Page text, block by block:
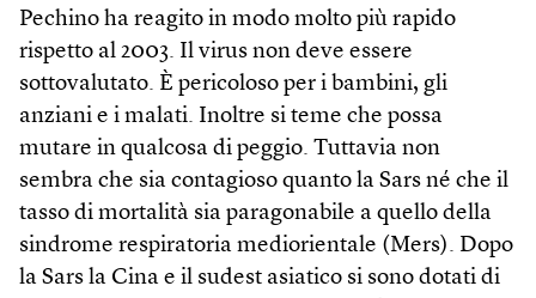
Pechino ha reagito in modo molto più rapido
rispetto al 2003. Il virus non deve essere
sottovalutato. È pericoloso per i bambini, gli
anziani e i malati. Inoltre si teme che possa
mutare in qualcosa di peggio. Tuttavia non
sembra che sia contagioso quanto la Sars né che il
tasso di mortalità sia paragonabile a quello della
sindrome respiratoria mediorientale (Mers). Dopo
la Sars la Cina e il sudest asiatico si sono dotati di